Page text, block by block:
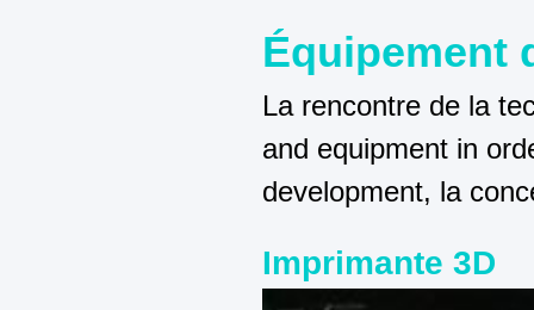
Équipement
La rencontre de la
and equipment in
development, la
Imprimante 3D